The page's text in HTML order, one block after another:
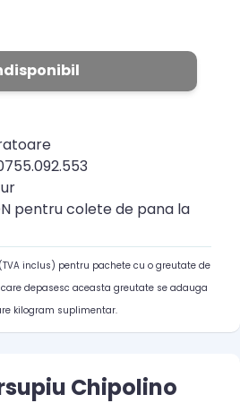
pentru colete de pana la
inclus) pentru pachete cu o greutate de
depasesc aceasta greutate se adauga
kilogram suplimentar.
Chipolino